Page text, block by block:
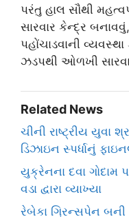
પરંતુ હાલ સૌથી
સારવાર કેન્દ્ર
પહોંચાડવાની
ઝડપથી ઓળખી
Related News
ચીની રાષ્ટ્રીય યુવા
ડિઝાઇન સ્પર્ધાનું
યુક્રેનના દવા
વડા દ્વારા વ્યાખ્યા
રેબેકા ગ્રિન્સપેન